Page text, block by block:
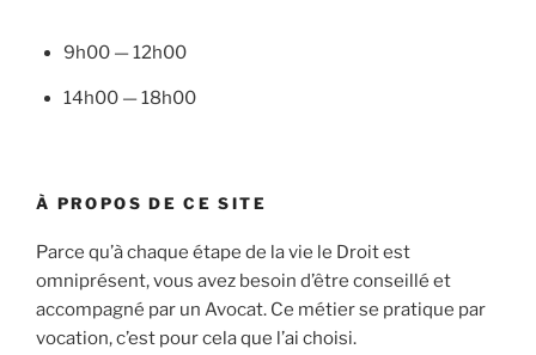
9h00 — 12h00
14h00 — 18h00
À PROPOS DE CE SITE
Parce qu’à chaque étape de la vie le Droit est
omniprésent, vous avez besoin d’être conseillé et
accompagné par un Avocat. Ce métier se pratique par
vocation, c’est pour cela que l’ai choisi.